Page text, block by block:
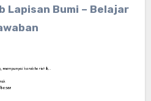
Lapisan Bumi – Belajar